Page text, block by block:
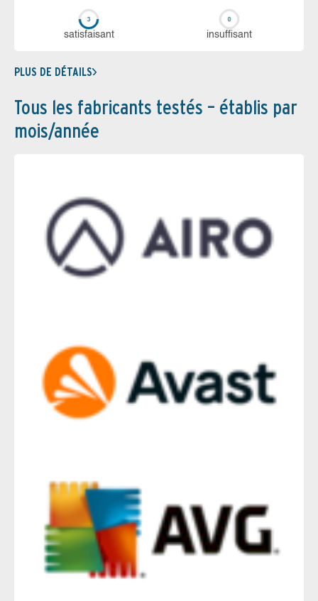
sa­tis­fai­sant in­suf­fi­sant
PLUS DE DÉTAILS
Tous les fabricants testés – établis par
mois/année